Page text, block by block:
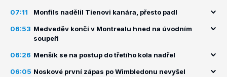
07:11 Monfils nadělil Tienovi kanára, přesto padl
06:53 Medveděv končí v Montrealu hned na úvodním
soupeři
06:26 Menšík se na postup do třetího kola nadřel
06:05 Noskové první zápas po Wimbledonu nevyšel